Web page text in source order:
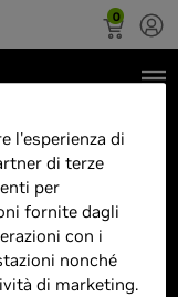
0
RTX
RAM
Pcie,
l'esperienza di
di terze
per
fornite dagli
con i
nonché
di marketing.